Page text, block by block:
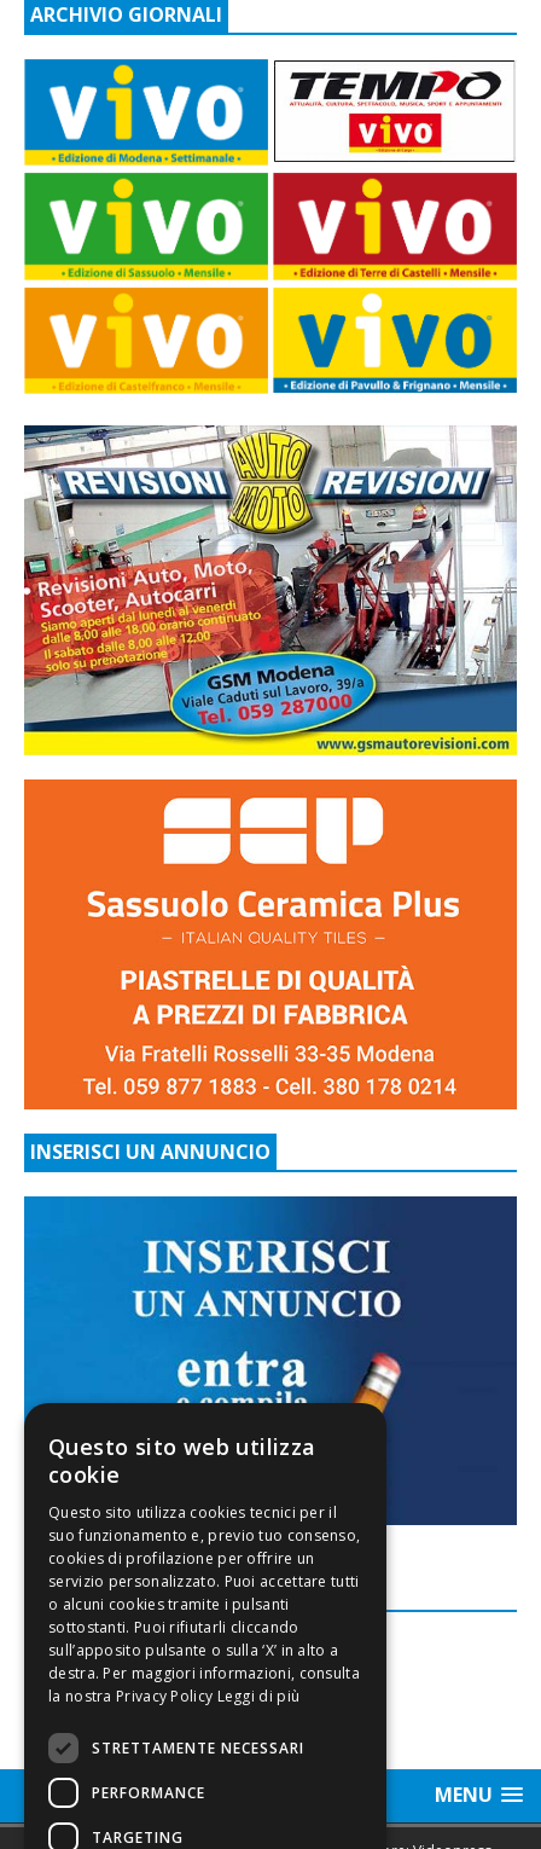
ARCHIVIO GIORNALI
INSERISCI UN ANNUNCIO
FACEBOOK
MENU
Questo sito web utilizza
cookie
Leggi di più
STRETTAMENTE NECESSARI
PERFORMANCE
TARGETING